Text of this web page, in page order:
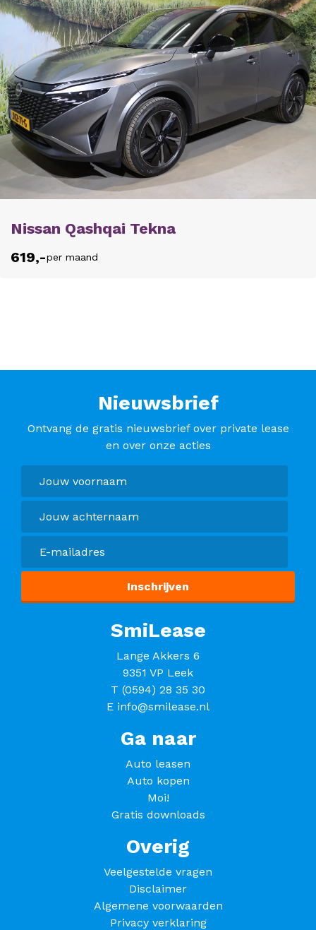
Nissan Qashqai Tekna
619,-per maand
Nieuwsbrief
Ontvang de gratis nieuwsbrief over private lease
en over onze acties
SmiLease
Lange Akkers 6
9351 VP Leek
T (0594) 28 35 30
E info@smilease.nl
Ga naar
Auto leasen
Auto kopen
Moi!
Gratis downloads
Overig
Veelgestelde vragen
Disclaimer
Algemene voorwaarden
Privacy verklaring